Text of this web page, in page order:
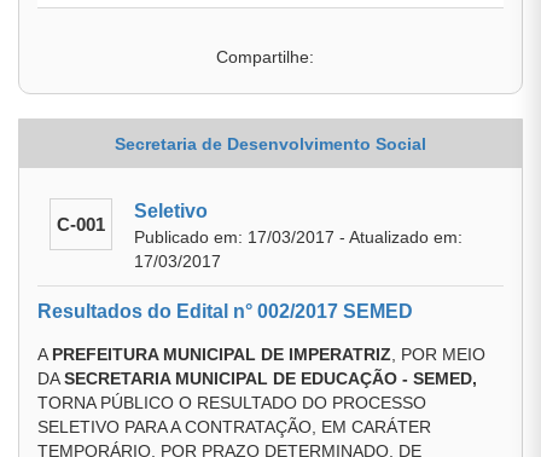
Compartilhe:
Secretaria de Desenvolvimento Social
C-001
Seletivo
Publicado em: 17/03/2017 - Atualizado em:
17/03/2017
Resultados do Edital n° 002/2017 SEMED
A PREFEITURA MUNICIPAL DE IMPERATRIZ , POR MEIO
DASECRETARIA MUNICIPAL DE EDUCAÇÃO - SEMED,
TORNA PÚBLICO O RESULTADO DO PROCESSO
SELETIVO PARA A CONTRATAÇÃO, EM CARÁTER
TEMPORÁRIO, POR PRAZO DETERMINADO, DE